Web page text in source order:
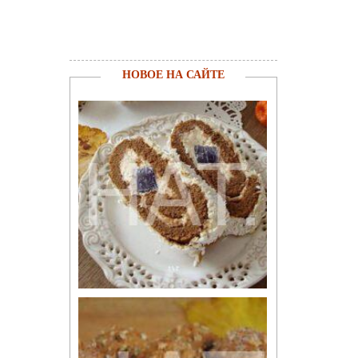
НОВОЕ НА САЙТЕ